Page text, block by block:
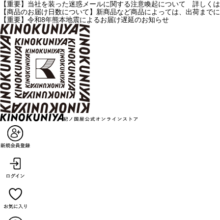
【重要】当社を装った迷惑メールに関する注意喚起について 詳しく
【商品のお届け日数について】新商品など商品によっては、出荷ま
【重要】令和8年熊本地震によるお届け遅延のお知らせ